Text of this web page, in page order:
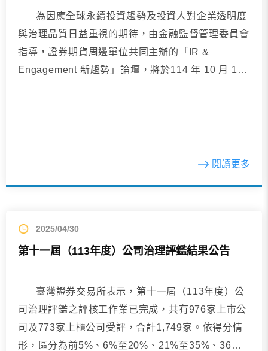
為因應全球永續投資趨勢及投資人對企業透明度
與治理品質日益重視的期待，由金融監督管理委員會
指導，證券期貨周邊單位共同主辦的「IR &
Engagement 新趨勢」論壇，將於114 年 10 月 15
閱讀更多
2025/04/30
第十一屆（113年度）公司治理評鑑結果公告
臺灣證券交易所表示，第十一屆（113年度）公
司治理評鑑之評核工作業已完成，共有976家上市公
司及773家上櫃公司受評，合計1,749家。依得分情
形，區分為前5%、6%至20%、21%至35%、36%